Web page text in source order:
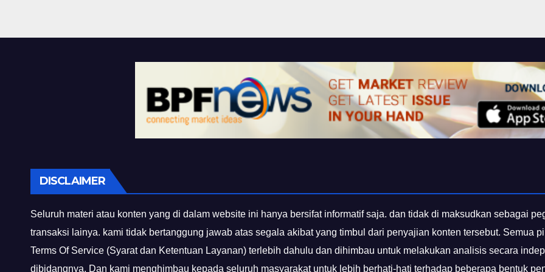
DISCLAIMER
Seluruh materi atau konten yang di dalam website ini hanya bersifat informatif saja. dan tidak di maksudkan sebagai
transaksi lainya. kami tidak bertanggung jawab atas segala akibat yang timbul dari penyajian konten tersebut. Semua
Terms Of Service (Syarat dan Ketentuan Layanan) terlebih dahulu dan dihimbau untuk melakukan analisis secara
dibidangnya. Dan kami menghimbau kepada seluruh masyarakat untuk lebih berhati-hati terhadap beberapa bentuk